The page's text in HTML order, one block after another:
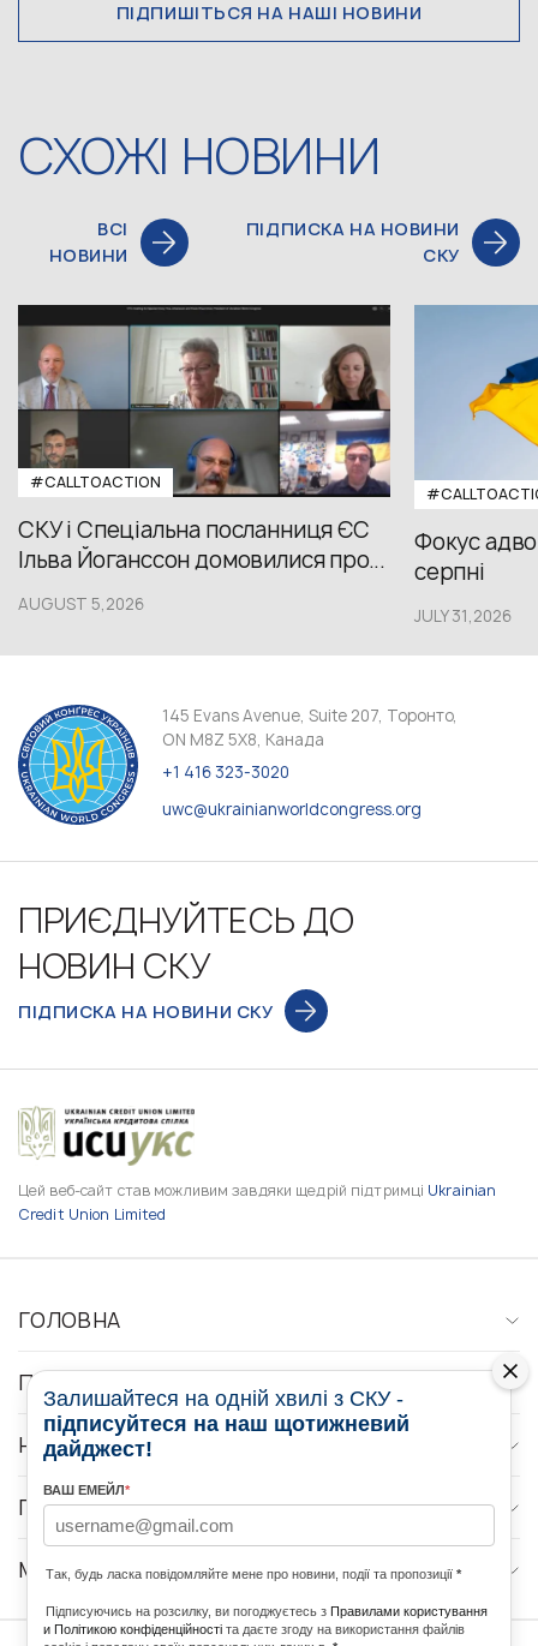
ПІДПИШІТЬСЯ НА НАШІ НОВИНИ
СХОЖІ НОВИНИ
ВСІ
НОВИНИ
ПІДПИСКА НА НОВИНИ
СКУ
#CALLTOACTION
СКУ і Спеціальна посланниця ЄС
Ільва Йоганссон домовилися про...
AUGUST 5,2026
Фокус
серпні
JULY 31,2026
145 Evans Avenue, Suite 207, Торонто,
ON M8Z 5X8, Канада
+1 416 323-3020
uwc@ukrainianworldcongress.org
ПРИЄДНУЙТЕСЬ ДО
НОВИН СКУ
ПІДПИСКА НА НОВИНИ СКУ
Цей веб-сайт став можливим завдяки щедрій підтримці Ukrainian
Credit Union Limited
ГОЛОВНА
ПРО НАС
НОВИНИ
ПРОГРАМИ
МЕДІА КОНТАКТИ
Залишайтеся на одній хвилі з СКУ -
підписуйтеся на наш щотижневий
дайджест!
ВАШ ЕМЕЙЛ*
Так, будь ласка повідомляйте мене про новини, події та пропозиції *
Підписуючись на розсилку, ви погоджуєтесь з Правилами користування
и Політикою конфіденційності та даєте згоду на використання файлів